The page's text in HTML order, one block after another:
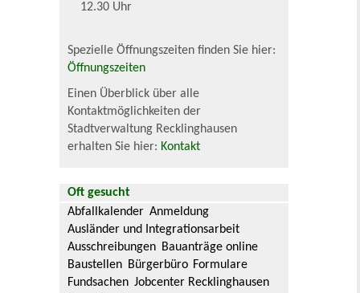
12.30 Uhr
Spezielle Öffnungszeiten finden Sie hier:
Öffnungszeiten
Einen Überblick über alle
Kontaktmöglichkeiten der
Stadtverwaltung Recklinghausen
erhalten Sie hier: Kontakt
Oft gesucht
Abfallkalender Anmeldung
Ausländer und Integrationsarbeit
Ausschreibungen Bauanträge online
Baustellen Bürgerbüro Formulare
Fundsachen Jobcenter Recklinghausen